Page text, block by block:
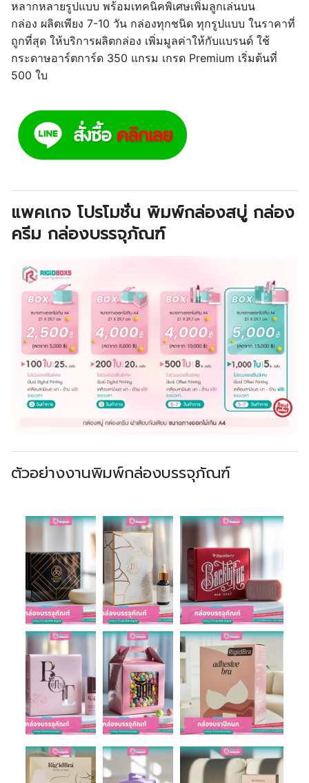
หลากหลายรูปแบบ พร้อมเทคนิคพิเศษเพิ่มลูกเล่นบน
กล่อง ผลิตเพียง 7-10 วัน กล่องทุกชนิด ทุกรูปแบบ ในราคาที่
ถูกที่สุด ให้บริการผลิตกล่อง เพิ่มมูลค่าให้กับแบรนด์ ใช้
กระดาษอาร์ตการ์ด 350 แกรม เกรด Premium เริ่มต้นที่
500 ใบ
แพคเกจ โปรโมชั่น พิมพ์กล่องสบู่ กล่อง
ครีม กล่องบรรจุภัณฑ์
ตัวอย่างงานพิมพ์กล่องบรรจุภัณฑ์